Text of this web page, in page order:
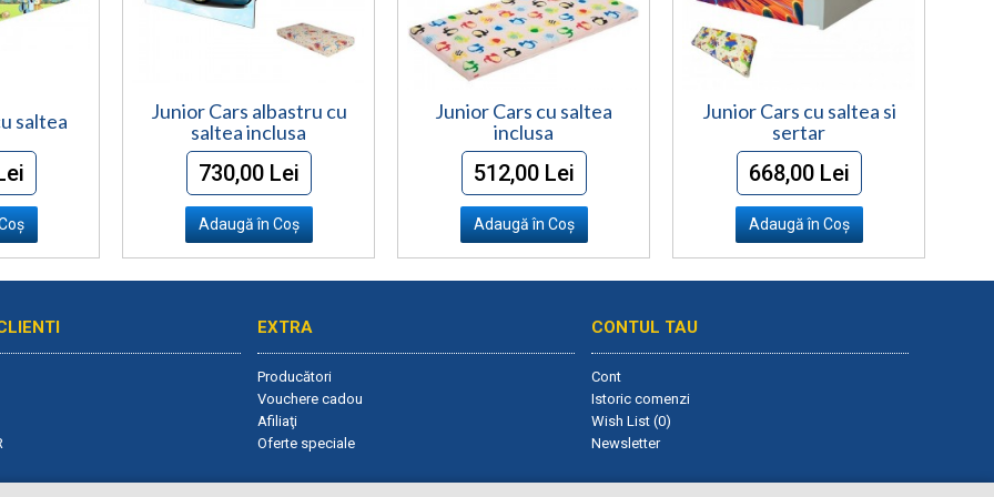
saltea
Junior Cars albastru cu
saltea inclusa
730,00 Lei
Adaugă în Coş
Junior Cars cu saltea
inclusa
512,00 Lei
Adaugă în Coş
Junior Cars cu saltea si
sertar
668,00 Lei
Adaugă în Coş
EXTRA
Producători
Vouchere cadou
Afiliaţi
Oferte speciale
CONTUL TAU
Cont
Istoric comenzi
Wish List (0)
Newsletter